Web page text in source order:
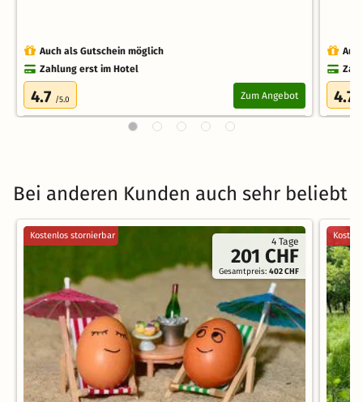
Auch als Gutschein möglich
Zahlung erst im Hotel
4.7 /5.0 Zum Angebot 4.7
Bei anderen Kunden auch sehr beliebt
4 Tage
201 CHF
Gesamtpreis:402 CHF
Kostenlos stornierbar